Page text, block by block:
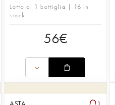
Lotto di 1 bottiglia | 16 in
stock
56€